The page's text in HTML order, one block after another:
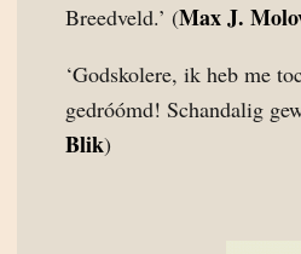
Breedveld.’ (Max J.
‘Godskolere, ik heb me
gedróómd! Schandalig
Blik)